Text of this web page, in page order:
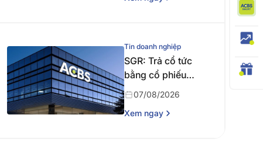
Tin doanh nghiệp
SGR: Trả cổ tức
bằng cổ phiếu
năm 2024
07/08/2026
Xem ngay